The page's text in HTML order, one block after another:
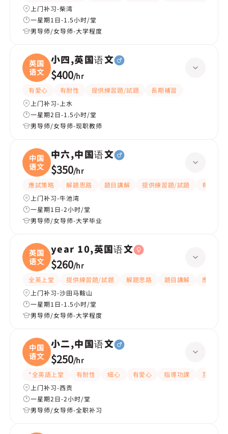
上门补习-柴湾
一星期1日-1.5小时/堂
男导师/女导师-大学程度
英国
语文
小四,英国语文
$400/hr
有愛心 有耐性 提供練習題/試題
長期補習
上门补习-上水
一星期2日-1.5小时/堂
男导师/女导师-现职教师
中国
语文
中六,中国语文
$350/hr
應試策略 解題思路 題目講解 提供練習題/試題
有耐性
上门补习-牛池湾
一星期1日-2小时/堂
男导师/女导师-大学毕业
英国
语文
year 10,英国语文
$260/hr
全英上堂 提供練習題/試題 解題思路 題目講解
應試策略
上门补习-沙田马鞍山
一星期1日-1.5小时/堂
男导师/女导师-大学程度
中国
语文
小二,中国语文
$250/hr
*全英語上堂 有耐性 細心 有愛心 指導功課
互動教學
上门补习-西贡
一星期2日-2小时/堂
男导师/女导师-全职补习